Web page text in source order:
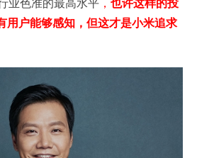
业色准的最高水平 ， 也许这样的投
用户能够感知，但这才是小米追求